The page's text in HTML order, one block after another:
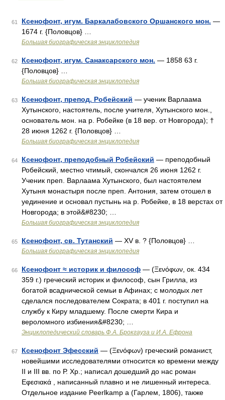
61 Ксенофонт, игум. Баркалабовского Оршанского мон. —
1674 г. {Половцов} …
Большая биографическая энциклопедия
62 Ксенофонт, игум. Санаксарского мон. — 1858 63 г.
{Половцов} …
Большая биографическая энциклопедия
63 Ксенофонт, препод. Робейский — ученик Варлаама
Хутынского, настоятель, после учителя, Хутынского мон.,
основатель мон. на р. Робейке (в 18 вер. от Новгорода); †
28 июня 1262 г. {Половцов} …
Большая биографическая энциклопедия
64 Ксенофонт, преподобный Робейский — преподобный
Робейский, местно чтимый, скончался 26 июня 1262 г.
Ученик преп. Варлаама Хутынского, был настоятелем
Хутыня монастыря после преп. Антония, затем отошел в
уединение и основал пустынь на р. Робейке, в 18 верстах от
Новгорода; в этой&#8230; …
Большая биографическая энциклопедия
65 Ксенофонт, св. Тутанский — XV в. ? {Половцов} …
Большая биографическая энциклопедия
66 Ксенофонт ≈ историк и философ — (Ξενόφων, ок. 434
359 г.) греческий историк и философ, сын Грилла, из
богатой всаднической семьи в Афинах; с молодых лет
сделался последователем Сократа; в 401 г. поступил на
службу к Киру младшему. После смерти Кира и
вероломного избиения&#8230; …
Энциклопедический словарь Ф.А. Брокгауза и И.А. Ефрона
67 Ксенофонт Эфесский — (Ξενόφων) греческий романист,
новейшими исследователями относится ко времени между
II и III вв. по Р. Хр.; написал дошедший до нас роман
Εφεσιακά , написанный плавно и не лишенный интереса.
Отдельное издание Peerlkamp a (Гарлем, 1806), также